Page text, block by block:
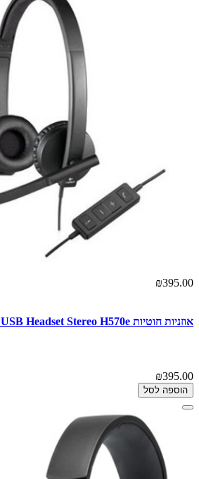
₪395.00
אוזניות ‏חוטיות Logitech USB Headset Stereo H570e לוגיטק
₪395.00
הוספה לסל